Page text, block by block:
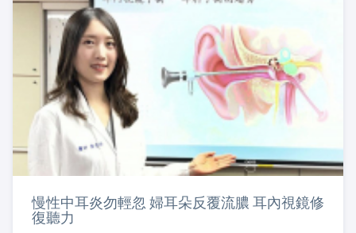
慢性中耳炎勿輕忽 婦耳朵反覆流膿 耳內視鏡修
復聽力